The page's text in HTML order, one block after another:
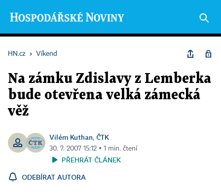
HN.cz › Víkend
Na zámku Zdislavy z Lemberka
bude otevřena velká zámecká
věž
Vilém Kuthan, ČTK
30. 7. 2007 15:12 ▪ 1 min. čtení
PŘEHRÁT ČLÁNEK
ODEBÍRAT AUTORA